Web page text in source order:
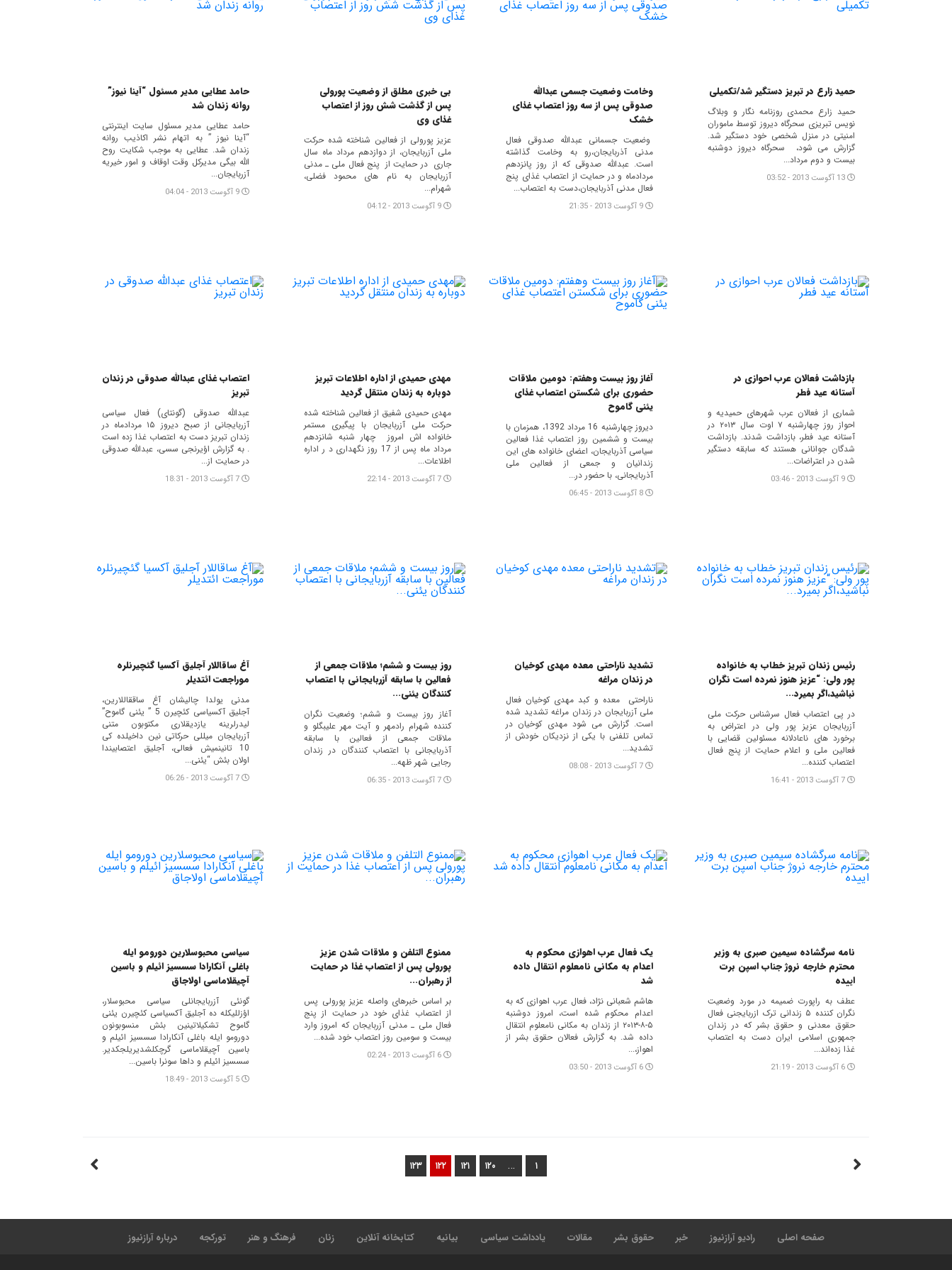
حميد زارع در تبريز دستگير شد/تكميلى
حمید زارع محمدى روزنامه نگار و وبلاگ
نویس تبریزى سحرگاه دیروز توسط ماموران
امنیتى در منزل شخصى خود دستگیر شد.
گزارش مى شود، سحرگاه دیروز دوشنبه
بیست و دوم مرداد...
13 آگوست 2013 - 03:52
وخامت وضعیت جسمی عبدالله
صدوقی پس از سه روز اعتصاب غذای
خشک
وضعیت جسمانی عبدالله صدوقی فعال
مدنی آذربایجان،رو به وخامت گذاشته
است. عبدالله صدوقی که از روز پانزدهم
مردادماه و در حمایت از اعتصاب غذای پنج
فعال مدنی آذربایجان،دست به اعتصاب...
9 آگوست 2013 - 21:35
بی خبری مطلق از وضعیت پورولی
پس از گذشت شش روز از اعتصاب
غذای وی
عزیز پورولی از فعالین شناخته شده حرکت
ملی آزربایجان، از دوازدهم مرداد ماه سال
جاری در حمایت از پنج فعال ملی ـ مدنی
آزربایجان به نام های محمود فضلی،
شهرام...
9 آگوست 2013 - 04:12
حامد عطایی مدیر مسئول “آینا نیوز”
روانه زندان شد
حامد عطایی مدیر مسئول سایت اینترنتی
“آینا نیوز ” به اتهام نشر اکاذیب روانه
زندان شد. عطايى به موجب شکایت روح
الله بیگی مدیرکل وقت اوقاف و امور خیریه
آزربايجان...
9 آگوست 2013 - 04:04
بازداشت فعالان عرب احوازی در
آستانه عید فطر
شماری از فعالان عرب شهرهای حمیدیه و
احواز روز چهارشنبه ۷ اوت سال ۲۰۱۳ در
آستانه عید فطر، بازداشت شدند. بازداشت
شدگان جوانانی هستند که سابقه دستگیر
شدن در اعتراضات...
9 آگوست 2013 - 03:46
آغاز روز بیست وهفتم: دومین ملاقات
حضوری برای شکستن اعتصاب غذای
یئنی گاموح
دیروز چهارشنبه 16 مرداد 1392، همزمان با
بیست و ششمین روز اعتصاب غذا فعالین
سیاسی آذربایجان، اعضای خانواده های این
زندانیان و جمعی از فعالین ملی
آذربایجانی، با حضور در...
8 آگوست 2013 - 06:45
مهدی حمیدی از اداره اطلاعات تبریز
دوباره به زندان منتقل گردید
مهدی حمیدی شفیق از فعالین شناخته شده
حرکت ملی آزربایجان با پیگیری مستمر
خانواده اش امروز چهار شنبه شانزدهم
مرداد ماه پس از 17 روز نگهداری د ر اداره
اطلاعات...
7 آگوست 2013 - 22:14
اعتصاب غذای عبدالله صدوقی در زندان
تبریز
عبدالله صدوقی (گونتاى) فعال سیاسی
آزربایجانی از صبح دیروز ۱۵ مردادماه در
زندان تبریز دست به اعتصاب غذا زده است
. به گزارش اؤیرنجی سسی، عبدالله صدوقی
در حمایت از...
7 آگوست 2013 - 18:31
رئيس زندان تبريز خطاب به خانواده
پور ولى: “عزیز هنوز نمرده است نگران
نباشید،اگر بمیرد...
در پی اعتصاب فعال سرشناس حرکت ملی
آزربایجان عزیز پور ولی در اعتراض به
برخورد های ناعادلانه مسئولین قضایی با
فعالین ملی و اعلام حمایت از پنج فعال
اعتصاب کننده...
7 آگوست 2013 - 16:41
تشدید ناراحتی معده مهدی کوخیان
در زندان مراغه
ناراحتی معده و کبد مهدی کوخیان فعال
ملی آزربایجان در زندان مراغه تشدید شده
است. گزارش می شود مهدی کوخیان در
تماس تلفنی با یکی از نزدیکان خودش از
تشدید...
7 آگوست 2013 - 08:08
روز بیست و ششم؛ ملاقات جمعی از
فعالین با سابقه آزربایجانی با اعتصاب
کنندگان یئنی...
آغاز روز بیست و ششم؛ وضعیت نگران
کننده شهرام رادمهر و آیت مهر علیبگلو و
ملاقات جمعی از فعالین با سابقه
آذربایجانی با اعتصاب کنندگان در زندان
رجایی شهر ظهه...
7 آگوست 2013 - 06:35
آغ ساقاللار آجلیق آکسیا گئچیرنلره
موراجعت ائتدیلر
مدنی یولدا چالیشان آغ ساققاللارین،
آجلیق آکسیاسی کئچیرن 5 ” یئنی گاموح”
لیدرلرینه یازدیقلاری مکتوبون متنی
آزربایجان میللی حرکاتی نین داخیلده کی
10 تانینمیش فعالی، آجلیق اعتصابیندا
اولان بئش “یئنی...
7 آگوست 2013 - 06:26
نامه سرگشاده سیمین صبری به وزیر
محترم خارجه نروژ جناب اسپن برت
اییده
عطف به راپورت ضمیمه در مورد وضعیت
نگران کننده ۵ زندانی ترک ازربایجنی فعال
حقوق معدنی و حقوق بشر که در زندان
جمهوری اسلامی ایران دست به اعتصاب
غذا زده‌اند...
6 آگوست 2013 - 21:19
یک فعال عرب اهوازی محکوم به
اعدام به مکانی نامعلوم انتقال داده
شد
هاشم شعبانی نژاد، فعال عرب اهوازی که به
اعدام محکوم شده است، امروز دوشنبه
۵-۸-۲۰۱۳ از زندان به مکانی نامعلوم انتقال
داده شد. به گزارش فعالان حقوق بشر از
اهواز،...
6 آگوست 2013 - 03:50
ممنوع التلفن و ملاقات شدن عزیز
پورولی پس از اعتصاب غذا در حمایت
از رهبران...
بر اساس خبرهای واصله عزیز پورولی پس
از اعتصاب غذای خود در حمایت از پنج
فعال ملی ـ مدنی آزربایجان که امروز وارد
بیست و سومین روز اعتصاب خود شده...
6 آگوست 2013 - 02:24
سیاسی محبوسلارین دورومو ایله
باغلی آنکارادا سسسیز ائیلم و باسین
آچیقلاماسی اولاجاق
گونئی آزربایجانلی سیاسی محبوسلار،
اؤزللیکله ده آجلیق آکسیاسی کئچیرن یئنی
گاموح تشکیلاتینین بئش منسوبونون
دورومو ایله باغلی آنکارادا سسسیز ائیلم و
باسین آچیقلاماسی گرچکلشدیریلجکدیر.
سسسیز ائیلم و داها سونرا باسین...
5 آگوست 2013 - 18:49
۱ … ۱۲۰ ۱۲۱ ۱۲۲ ۱۲۳
صفحه اصلی رادیو آرازنیوز خبر حقوق بشر مقالات یادداشت سیاسی بیانیه کتابخانه آنلاین زنان فرهنگ و هنر تورکجه درباره آرازنیوز